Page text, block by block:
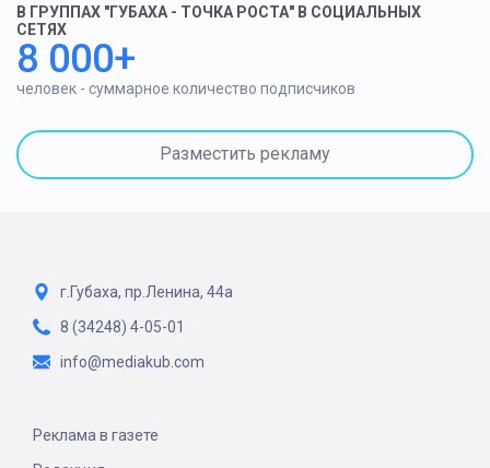
В ГРУППАХ "ГУБАХА - ТОЧКА РОСТА" В СОЦИАЛЬНЫХ
СЕТЯХ
8 000+
человек - суммарное количество подписчиков
Разместить рекламу
г.Губаха, пр.Ленина, 44а
8 (34248) 4-05-01
info@mediakub.com
Реклама в газете